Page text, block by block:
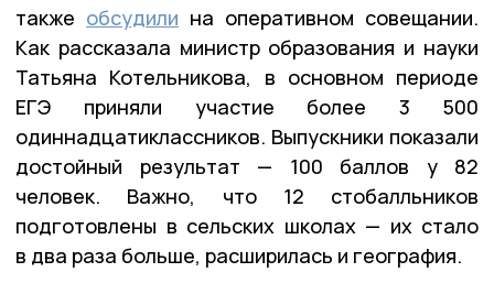
также обсудили на оперативном совещании.
Как рассказала министр образования и науки
Татьяна Котельникова, в основном периоде
ЕГЭ приняли участие более 3 500
одиннадцатиклассников. Выпускники показали
достойный результат — 100 баллов у 82
человек. Важно, что 12 стобалльников
подготовлены в сельских школах — их стало
в два раза больше, расширилась и география.